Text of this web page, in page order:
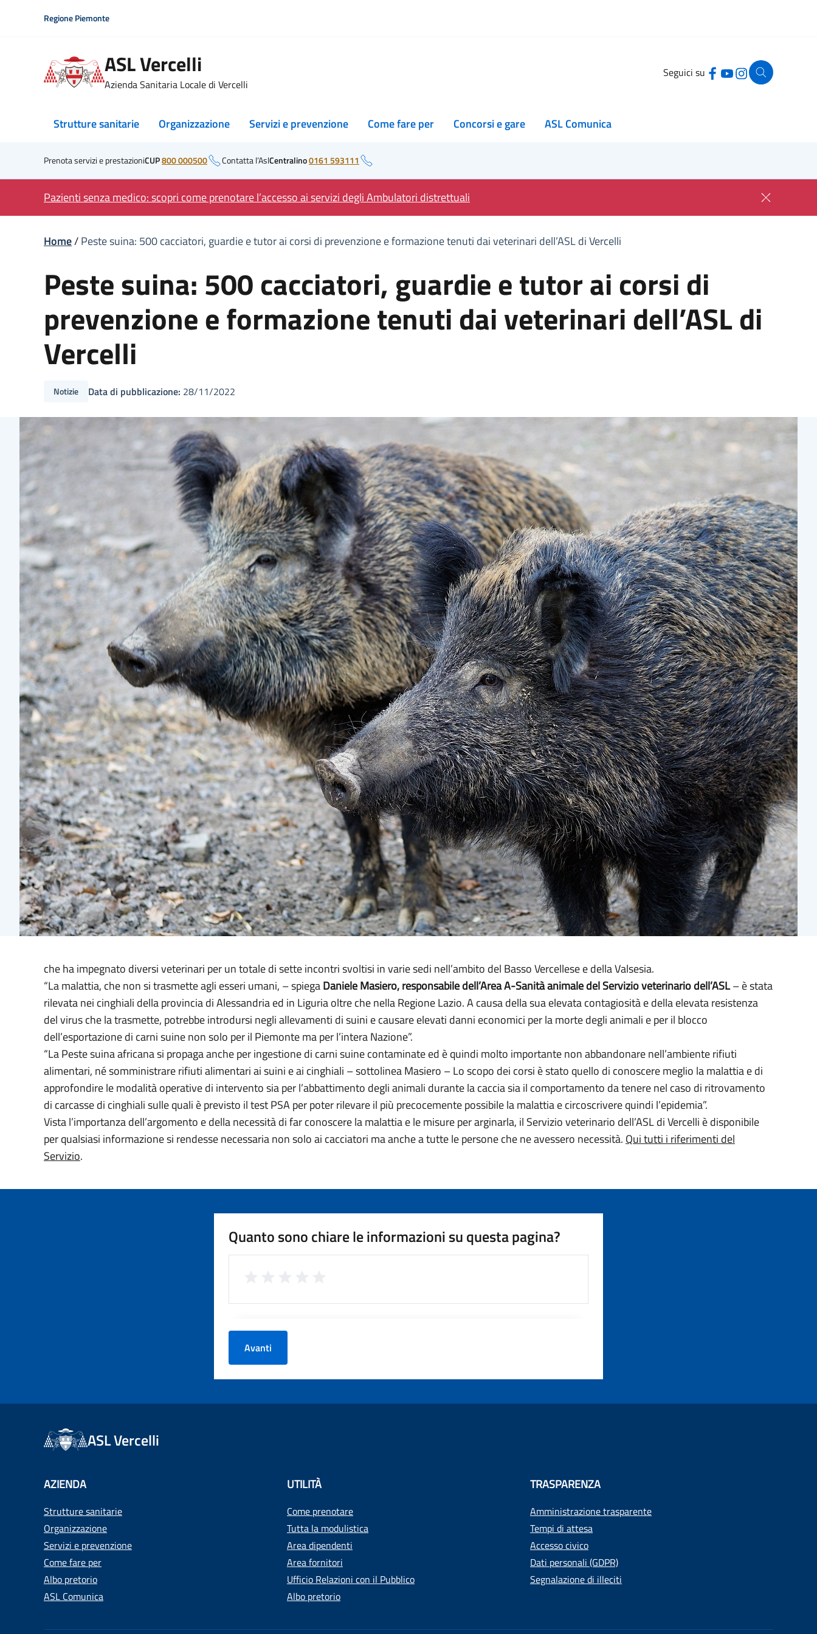
Regione Piemonte
ASL Vercelli
Azienda Sanitaria Locale di Vercelli
Seguici su
Strutture sanitarie Organizzazione Servizi e prevenzione Come fare per Concorsi e gare ASL Comunica
Prenota servizi e prestazioniCUP800 000500 Contatta l’AslCentralino0161 593111
Pazienti senza medico: scopri come prenotare l’accesso ai servizi degli Ambulatori distrettuali
Home/Peste suina: 500 cacciatori, guardie e tutor ai corsi di prevenzione e formazione tenuti dai veterinari dell’ASL di Vercelli
Peste suina: 500 cacciatori, guardie e tutor ai corsi di
prevenzione e formazione tenuti dai veterinari dell’ASL di
Vercelli
Notizie Data di pubblicazione: 28/11/2022
che ha impegnato diversi veterinari per un totale di sette incontri svoltisi in varie sedi nell’ambito del Basso Vercellese e della Valsesia.
“La malattia, che non si trasmette agli esseri umani, – spiegaDaniele Masiero, responsabile dell’Area A-Sanità animale del Servizio veterinario dell’ASL– è stata
rilevata nei cinghiali della provincia di Alessandria ed in Liguria oltre che nella Regione Lazio. A causa della sua elevata contagiosità e della elevata resistenza
del virus che la trasmette, potrebbe introdursi negli allevamenti di suini e causare elevati danni economici per la morte degli animali e per il blocco
dell’esportazione di carni suine non solo per il Piemonte ma per l’intera Nazione”.
“La Peste suina africana si propaga anche per ingestione di carni suine contaminate ed è quindi molto importante non abbandonare nell’ambiente rifiuti
alimentari, né somministrare rifiuti alimentari ai suini e ai cinghiali – sottolinea Masiero – Lo scopo dei corsi è stato quello di conoscere meglio la malattia e di
approfondire le modalità operative di intervento sia per l’abbattimento degli animali durante la caccia sia il comportamento da tenere nel caso di ritrovamento
di carcasse di cinghiali sulle quali è previsto il test PSA per poter rilevare il più precocemente possibile la malattia e circoscrivere quindi l’epidemia”.
Vista l’importanza dell’argomento e della necessità di far conoscere la malattia e le misure per arginarla, il Servizio veterinario dell’ASL di Vercelli è disponibile
per qualsiasi informazione si rendesse necessaria non solo ai cacciatori ma anche a tutte le persone che ne avessero necessità. Qui tutti i riferimenti del
Servizio.
Quanto sono chiare le informazioni su questa pagina?
Avanti
ASL Vercelli
AZIENDA
Strutture sanitarie
Organizzazione
Servizi e prevenzione
Come fare per
Albo pretorio
ASL Comunica
UTILITÀ
Come prenotare
Tutta la modulistica
Area dipendenti
Area fornitori
Ufficio Relazioni con il Pubblico
Albo pretorio
TRASPARENZA
Amministrazione trasparente
Tempi di attesa
Accesso civico
Dati personali (GDPR)
Segnalazione di illeciti